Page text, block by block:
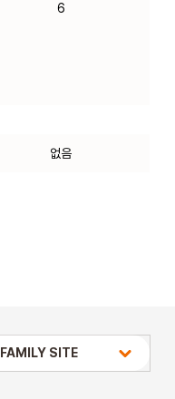
6
없음
상미당 HOLDINGS
FAMILY SITE